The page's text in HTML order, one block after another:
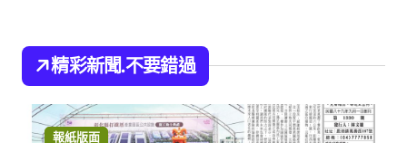
精彩新聞.不要錯過
報紙版面